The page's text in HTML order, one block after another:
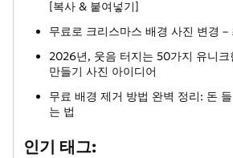
[복사 & 붙여넣기]
무료로 크리스마스 배경 사진 변경 –
2026년, 웃음 터지는 50가지 유니크
만들기 사진 아이디어
무료 배경 제거 방법 완벽 정리: 돈
는 법
인기 태그: